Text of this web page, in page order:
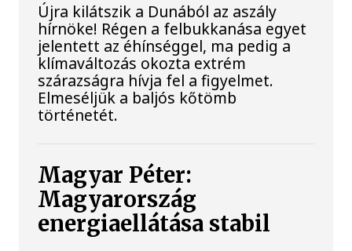
Újra kilátszik a Dunából az aszály
hírnöke! Régen a felbukkanása egyet
jelentett az éhínséggel, ma pedig a
klímaváltozás okozta extrém
szárazságra hívja fel a figyelmet.
Elmeséljük a baljós kőtömb
történetét.
Magyar Péter:
Magyarország
energiaellátása stabil